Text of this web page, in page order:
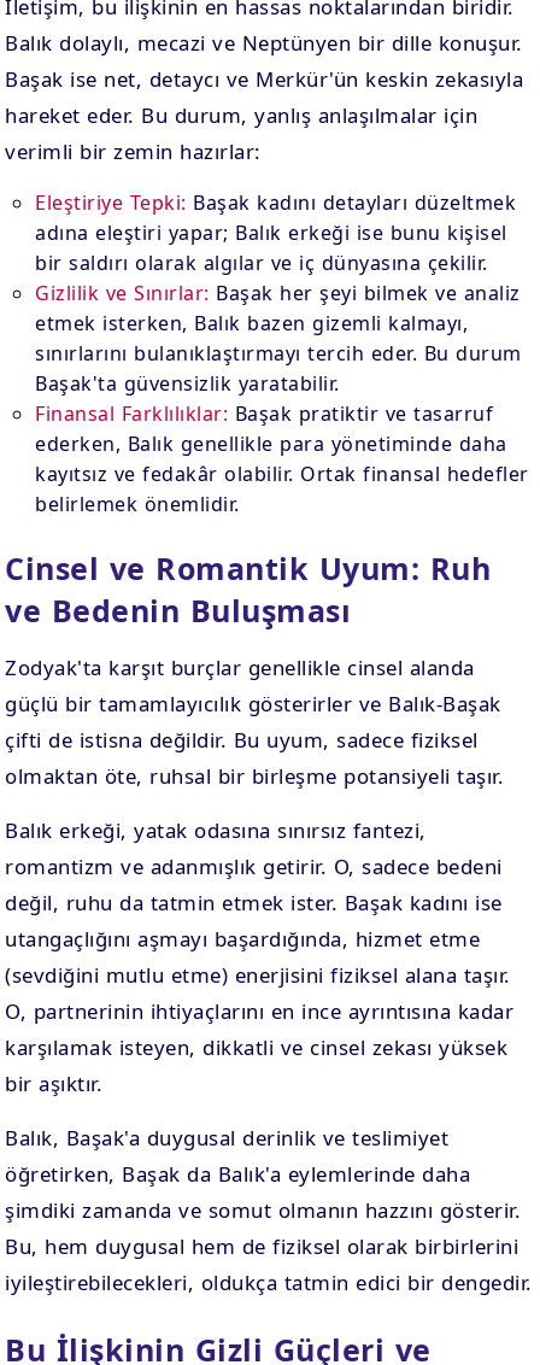
İletişim, bu ilişkinin en hassas noktalarından biridir.
Balık dolaylı, mecazi ve Neptünyen bir dille konuşur.
Başak ise net, detaycı ve Merkür'ün keskin zekasıyla
hareket eder. Bu durum, yanlış anlaşılmalar için
verimli bir zemin hazırlar:
Eleştiriye Tepki: Başak kadını detayları düzeltmek
adına eleştiri yapar; Balık erkeği ise bunu kişisel
bir saldırı olarak algılar ve iç dünyasına çekilir.
Gizlilik ve Sınırlar: Başak her şeyi bilmek ve analiz
etmek isterken, Balık bazen gizemli kalmayı,
sınırlarını bulanıklaştırmayı tercih eder. Bu durum
Başak'ta güvensizlik yaratabilir.
Finansal Farklılıklar: Başak pratiktir ve tasarruf
ederken, Balık genellikle para yönetiminde daha
kayıtsız ve fedakâr olabilir. Ortak finansal hedefler
belirlemek önemlidir.
Cinsel ve Romantik Uyum: Ruh
ve Bedenin Buluşması
Zodyak'ta karşıt burçlar genellikle cinsel alanda
güçlü bir tamamlayıcılık gösterirler ve Balık-Başak
çifti de istisna değildir. Bu uyum, sadece fiziksel
olmaktan öte, ruhsal bir birleşme potansiyeli taşır.
Balık erkeği, yatak odasına sınırsız fantezi,
romantizm ve adanmışlık getirir. O, sadece bedeni
değil, ruhu da tatmin etmek ister. Başak kadını ise
utangaçlığını aşmayı başardığında, hizmet etme
(sevdiğini mutlu etme) enerjisini fiziksel alana taşır.
O, partnerinin ihtiyaçlarını en ince ayrıntısına kadar
karşılamak isteyen, dikkatli ve cinsel zekası yüksek
bir aşıktır.
Balık, Başak'a duygusal derinlik ve teslimiyet
öğretirken, Başak da Balık'a eylemlerinde daha
şimdiki zamanda ve somut olmanın hazzını gösterir.
Bu, hem duygusal hem de fiziksel olarak birbirlerini
iyileştirebilecekleri, oldukça tatmin edici bir dengedir.
Bu İlişkinin Gizli Güçleri ve